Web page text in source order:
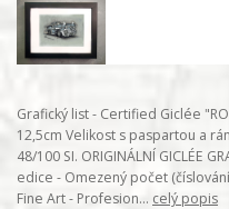
Grafický list - Certified Giclée
12,5cm Velikost s paspartou a
48/100 SI. ORIGINÁLNÍ GICLÉE
edice - Omezený počet
Fine Art - Profesion... celý popis